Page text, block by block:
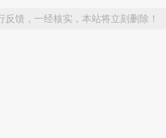
反馈，一经核实，本站将立刻删除！